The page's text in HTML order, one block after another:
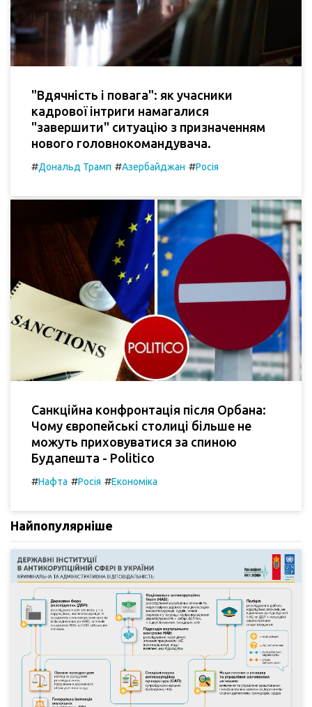
"Вдячність і повага": як учасники
кадрової інтриги намагалися
"завершити" ситуацію з призначенням
нового головнокомандувача.
#Дональд Трамп #Азербайджан #Росія
Санкційна конфронтація після Орбана:
Чому європейські столиці більше не
можуть приховуватися за спиною
Будапешта - Politico
#Нафта #Росія #Економіка
Найпопулярніше